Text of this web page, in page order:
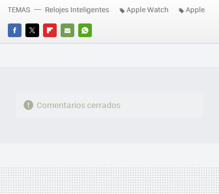
FACEBOOK
TWITTERFLIPBOARD
E-
WHATSAPP
TEMAS Relojes Inteligentes Apple Watch Apple
Comentarios cerrados